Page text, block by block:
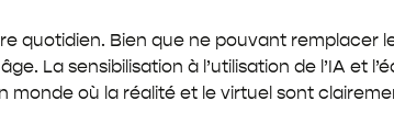
quotidien. Bien que ne pouvant remplacer
La sensibilisation à l’utilisation de l’IA et
où la réalité et le virtuel sont